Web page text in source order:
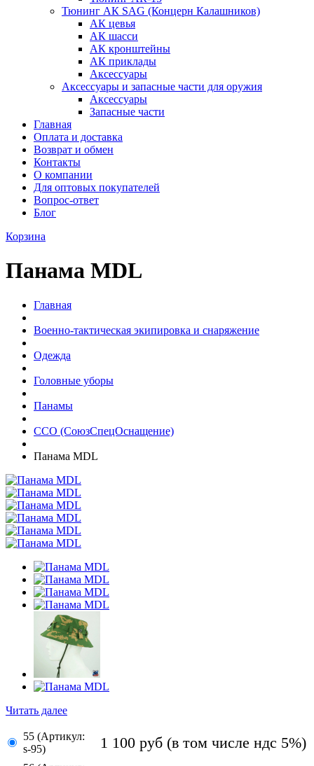
Тюнинг АК SAG (Концерн Калашников)
АК цевья
АК шасси
АК кронштейны
АК приклады
Аксессуары
Аксессуары и запасные части для оружия
Аксессуары
Запасные части
Главная
Оплата и доставка
Возврат и обмен
Контакты
О компании
Для оптовых покупателей
Вопрос-ответ
Блог
Корзина
Панама MDL
Главная
Военно-тактическая экипировка и снаряжение
Одежда
Головные уборы
Панамы
ССО (СоюзСпецОснащение)
Панама MDL
Читать далее
55 (Артикул:
s-95)
1 100 руб (в том числе ндс 5%)